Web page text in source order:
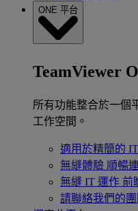
ONE 平台
TeamViewer
所有功能整合於一個
工作空間。
適用於精簡的
無縫體驗 順暢
無縫 IT 運作 前
請聯絡我們的